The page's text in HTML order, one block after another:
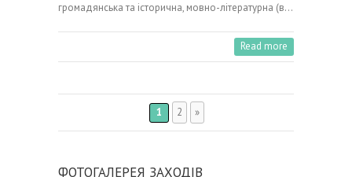
громадянська та історична, мовно-літературна (в…
Read more
1 2 »
ФОТОГАЛЕРЕЯ ЗАХОДІВ